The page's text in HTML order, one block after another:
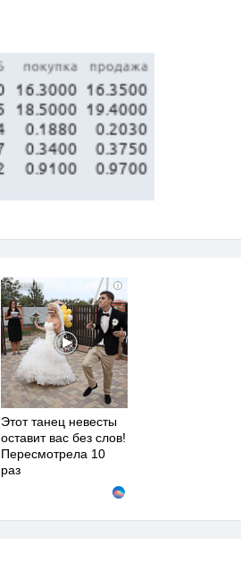
i
Этот танец невесты
оставит вас без слов!
Пересмотрела 10
раз